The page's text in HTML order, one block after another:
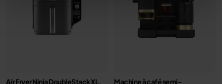
Air Fryer Ninja DoubleStack XL,
Machine à café semi-